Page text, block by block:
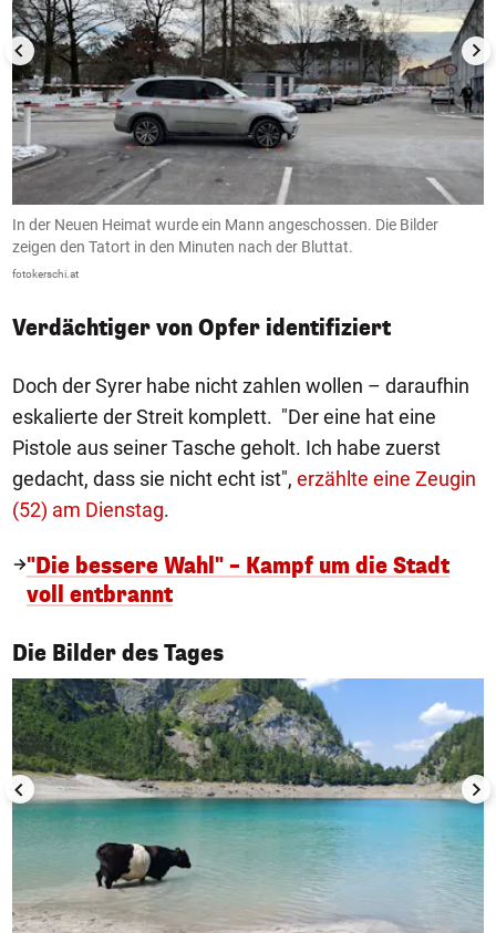
In der Neuen Heimat wurde ein Mann angeschossen. Die Bilder
zeigen den Tatort in den Minuten nach der Bluttat.
fotokerschi.at
Verdächtiger von Opfer identifiziert
Doch der Syrer habe nicht zahlen wollen – daraufhin
eskalierte der Streit komplett. "Der eine hat eine
Pistole aus seiner Tasche geholt. Ich habe zuerst
gedacht, dass sie nicht echt ist", erzählte eine Zeugin
(52) am Dienstag.
"Die bessere Wahl" – Kampf um die Stadt
voll entbrannt
Die Bilder des Tages
1/50